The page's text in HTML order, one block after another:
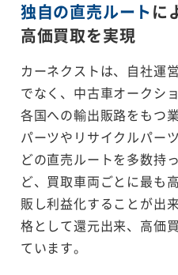
独自の直売ルートに
高価買取を実現
カーネクストは、自社運
でなく、中古車オークシ
各国への輸出販路をもつ
パーツやリサイクルパー
どの直売ルートを多数持
ど、買取車両ごとに最も
販し利益化することが出
格として還元出来、高価
ています。